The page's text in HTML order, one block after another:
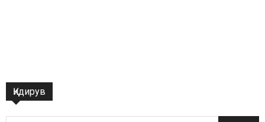
Қидирув